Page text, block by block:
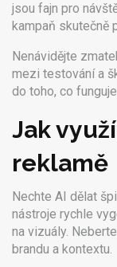
jsou fajn pro
kampaň skutečně
Nenávidějte
mezi testování a
do toho, co
Jak
reklamě
Nechte AI dělat
nástroje rychle
na vizuály.
brandu a kontextu.